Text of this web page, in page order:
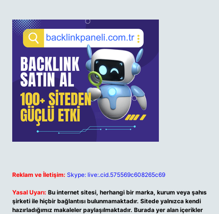
Reklam ve İletişim: Skype: live:.cid.575569c608265c69
Yasal Uyarı: Bu internet sitesi, herhangi bir marka, kurum veya şahıs
şirketi ile hiçbir bağlantısı bulunmamaktadır. Sitede yalnızca kendi
hazırladığımız makaleler paylaşılmaktadır. Burada yer alan içerikler